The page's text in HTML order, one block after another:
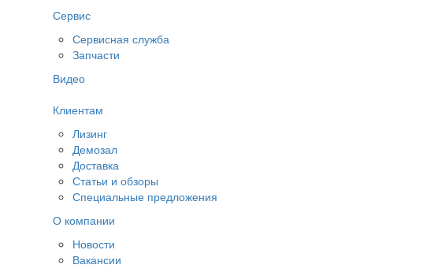
Сервис
Сервисная служба
Запчасти
Видео
Клиентам
Лизинг
Демозал
Доставка
Статьи и обзоры
Специальные предложения
О компании
Новости
Вакансии